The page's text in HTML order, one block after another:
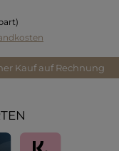
Kauf auf Rechnung